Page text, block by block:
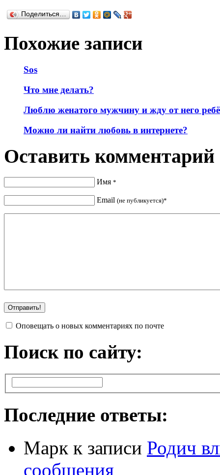
Поделиться…
Похожие записи
Sos
Что мне делать?
Люблю женатого мужчину и жду от него
Можно ли найти любовь в интернете?
Оставить комментарий
Имя *
Email (не публикуется)*
Оповещать о новых комментариях по почте
Поиск по сайту:
Последние ответы:
Марк к записи Родич
сообщения